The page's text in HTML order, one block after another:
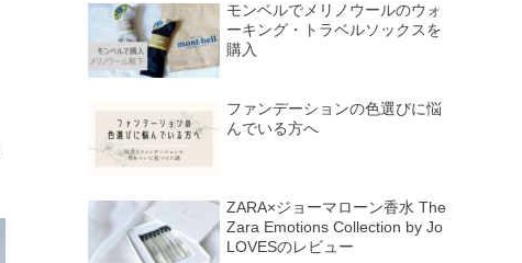
モンベルでメリノウールのウォ
ーキング・トラベルソックスを
購入
ファンデーションの色選びに悩
んでいる方へ
ZARA×ジョーマローン香水 The
Zara Emotions Collection by Jo
LOVESのレビュー